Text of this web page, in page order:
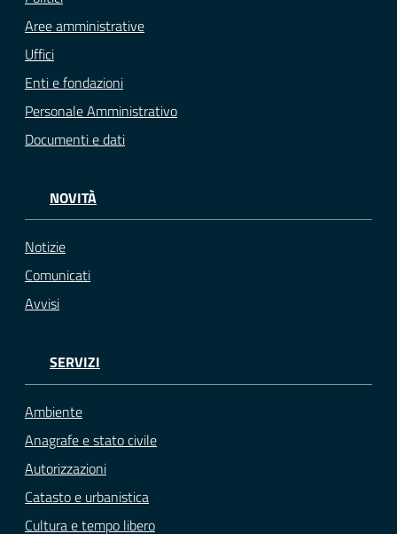
Aree amministrative
Uffici
Enti e fondazioni
Personale Amministrativo
Documenti e dati
NOVITÀ
Notizie
Comunicati
Avvisi
SERVIZI
Ambiente
Anagrafe e stato civile
Autorizzazioni
Catasto e urbanistica
Cultura e tempo libero